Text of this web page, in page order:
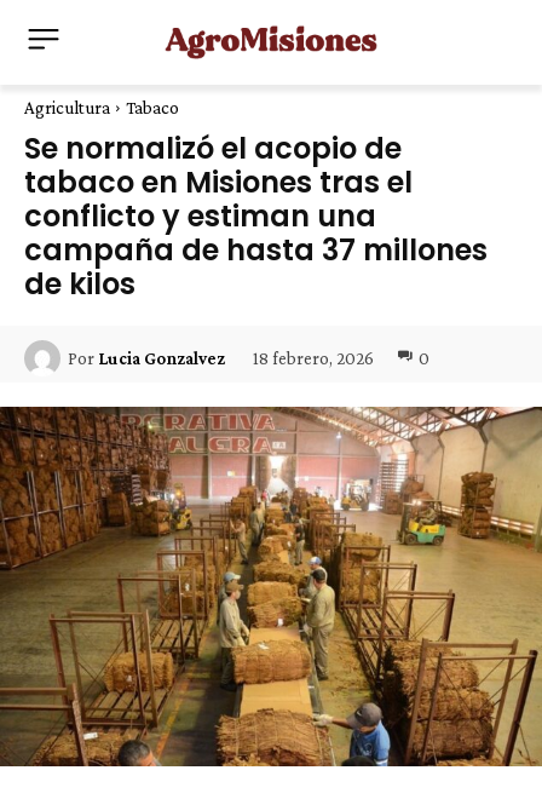
Agricultura Tabaco
Se normalizó el acopio de
tabaco en Misiones tras el
conflicto y estiman una
campaña de hasta 37 millones
de kilos
Por Lucia Gonzalvez 18 febrero, 2026 0